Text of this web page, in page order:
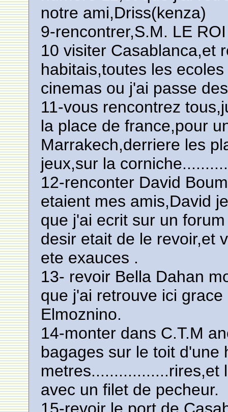
notre ami,Driss(kenza)
9-rencontrer,S.M. LE
10 visiter Casablanca,et
habitais,toutes les
cinemas ou j'ai passe
11-vous rencontrez
la place de france,pour
Marrakech,derriere les
jeux,sur la
12-renconter David
etaient mes amis,David
que j'ai ecrit sur un
desir etait de le revoir,et
ete exauces .
13- revoir Bella Dahan
que j'ai retrouve ici
Elmoznino.
14-monter dans C.T.M
bagages sur le toit d'une
metres.................rires,et
avec un filet de pecheur.